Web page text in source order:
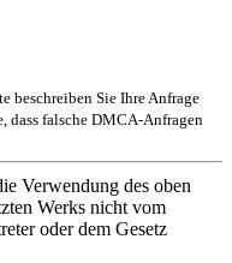
beschreiben Sie Ihre Anfrage
dass falsche DMCA-Anfragen
Verwendung des oben
Werks nicht vom
oder dem Gesetz